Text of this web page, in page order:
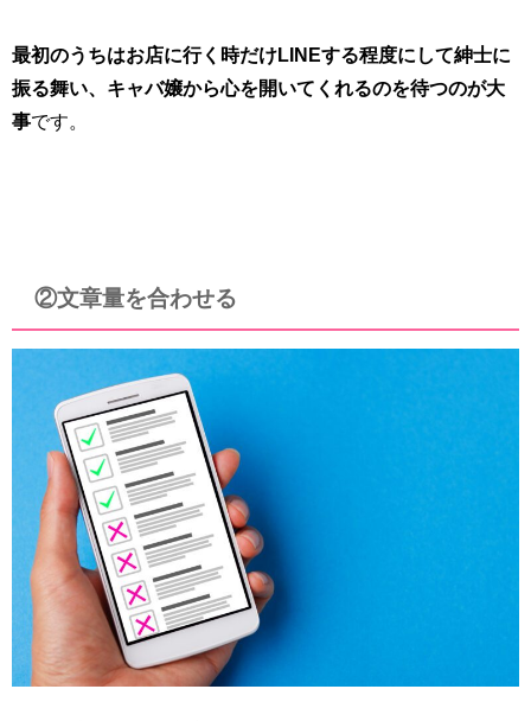
最初のうちはお店に行く時だけLINEする程度にして紳士に
振る舞い、キャバ嬢から心を開いてくれるのを待つのが大
事です。
②文章量を合わせる